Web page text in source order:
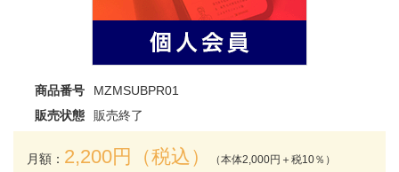
商品番号
MZMSUBPR01
販売状態
販売終了
月額： 2,200円（税込） （本体2,000円＋税10％）